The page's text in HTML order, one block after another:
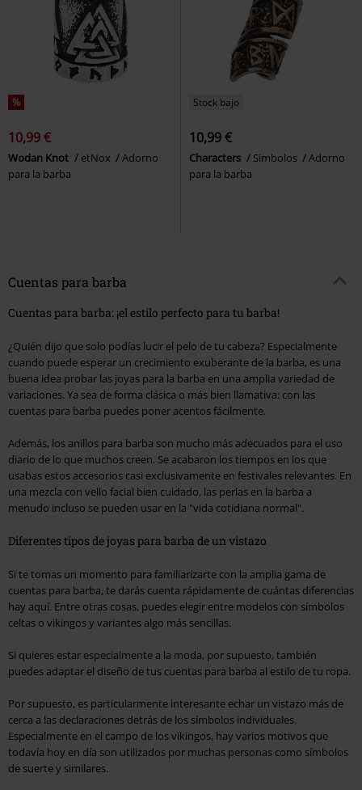
%
10,99 €
Wodan Knot etNox
Adorno
para la barba
Stock bajo
10,99 €
Characters Simbolos
Adorno
para la barba
Cuentas para barba
Cuentas para barba: ¡el estilo perfecto para tu barba!
¿Quién dijo que solo podías lucir el pelo de tu cabeza? Especialmente
cuando puede esperar un crecimiento exuberante de la barba, es una
buena idea probar las joyas para la barba en una amplia variedad de
variaciones. Ya sea de forma clásica o más bien llamativa: con las
cuentas para barba puedes poner acentos fácilmente.
Además, los anillos para barba son mucho más adecuados para el uso
diario de lo que muchos creen. Se acabaron los tiempos en los que
usabas estos accesorios casi exclusivamente en festivales relevantes. En
una mezcla con vello facial bien cuidado, las perlas en la barba a
menudo incluso se pueden usar en la "vida cotidiana normal".
Diferentes tipos de joyas para barba de un vistazo
Si te tomas un momento para familiarizarte con la amplia gama de
cuentas para barba, te darás cuenta rápidamente de cuántas diferencias
hay aquí. Entre otras cosas, puedes elegir entre modelos con símbolos
celtas o vikingos y variantes algo más sencillas.
Si quieres estar especialmente a la moda, por supuesto, también
puedes adaptar el diseño de tus cuentas para barba al estilo de tu ropa.
Por supuesto, es particularmente interesante echar un vistazo más de
cerca a las declaraciones detrás de los símbolos individuales.
Especialmente en el campo de los vikingos, hay varios motivos que
todavía hoy en día son utilizados por muchas personas como símbolos
de suerte y similares.